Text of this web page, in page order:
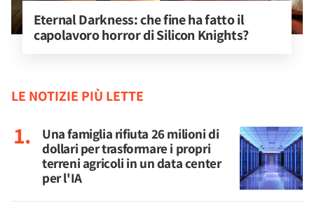
Eternal Darkness: che fine ha fatto il
capolavoro horror di Silicon Knights?
LE NOTIZIE PIÙ LETTE
Una famiglia rifiuta 26 milioni di
dollari per trasformare i propri
terreni agricoli in un data center
per l'IA